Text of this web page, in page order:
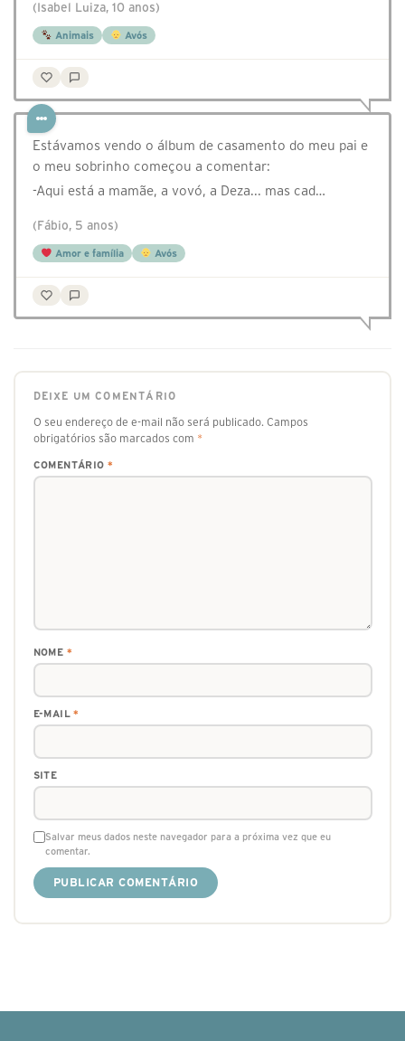
(Isabel Luiza, 10 anos)
Animais Avós
Estávamos vendo o álbum de casamento do meu pai e
o meu sobrinho começou a comentar:
-Aqui está a mamãe, a vovó, a Deza... mas cad…
(Fábio, 5 anos)
Amor e família Avós
DEIXE UM COMENTÁRIO
O seu endereço de e-mail não será publicado. Campos
obrigatórios são marcados com *
COMENTÁRIO *
NOME *
E-MAIL*
SITE
Salvar meus dados neste navegador para a próxima vez que eu
comentar.